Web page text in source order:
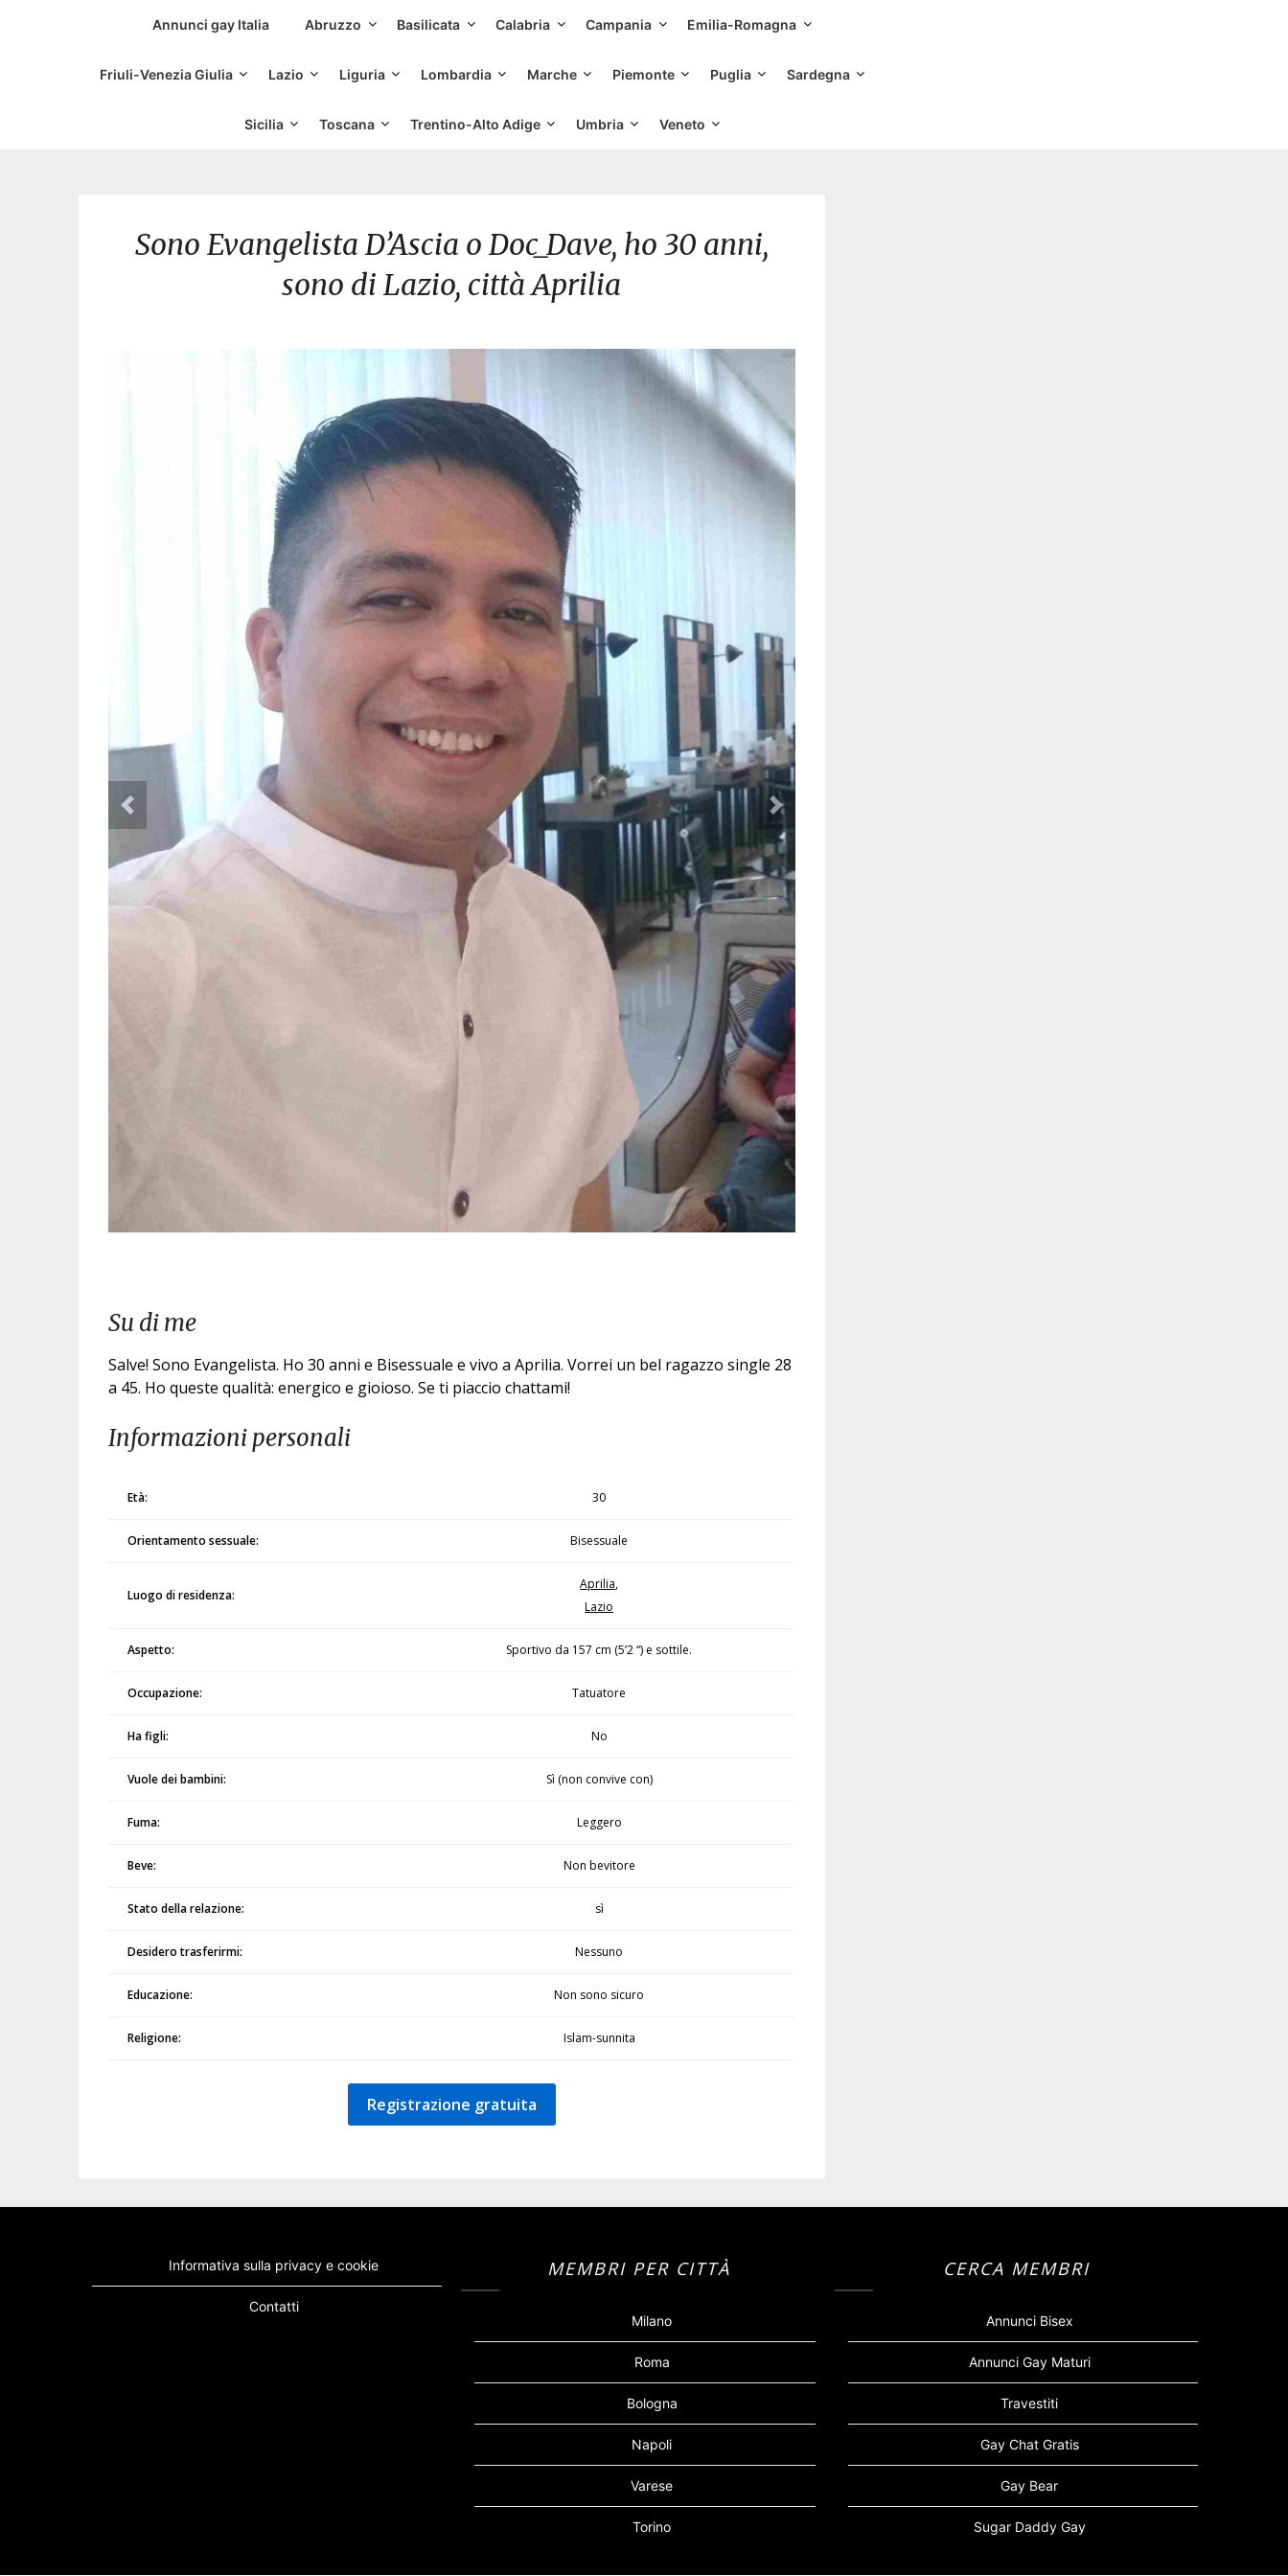
Siti Incontri Gay
Annunci gay Italia Abruzzo Basilicata Calabria Campania Emilia-Romagna
Friuli-Venezia Giulia Lazio Liguria Lombardia Marche Piemonte Puglia Sardegna
Sicilia Toscana Trentino-Alto Adige Umbria Veneto
Sono Evangelista D’Ascia o Doc_Dave, ho 30 anni,
sono di Lazio, città Aprilia
Su di me
Salve! Sono Evangelista. Ho 30 anni e Bisessuale e vivo a Aprilia. Vorrei un bel ragazzo single 28
a 45. Ho queste qualità: energico e gioioso. Se ti piaccio chattami!
Informazioni personali
Età: 30
Orientamento sessuale: Bisessuale
Luogo di residenza:
Aprilia,
Lazio
Aspetto: Sportivo da 157 cm (5’2 “) e sottile.
Occupazione: Tatuatore
Ha figli: No
Vuole dei bambini: Sì (non convive con)
Fuma: Leggero
Beve: Non bevitore
Stato della relazione: sì
Desidero trasferirmi: Nessuno
Educazione: Non sono sicuro
Religione: Islam-sunnita
Registrazione gratuita
Informativa sulla privacy e cookie
Contatti
MEMBRI PER CITTÀ
Milano
Roma
Bologna
Napoli
Varese
Torino
CERCA MEMBRI
Annunci Bisex
Annunci Gay Maturi
Travestiti
Gay Chat Gratis
Gay Bear
Sugar Daddy Gay